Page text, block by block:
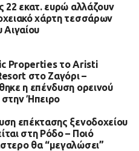
22 εκατ. ευρώ αλλάζουν
χάρτη τεσσάρων
Αιγαίου
Properties το Aristi
στο Ζαγόρι –
η επένδυση ορεινού
στην Ήπειρο
επέκτασης ξενοδοχείου
στη Ρόδο – Ποιό
θα “μεγαλώσει”